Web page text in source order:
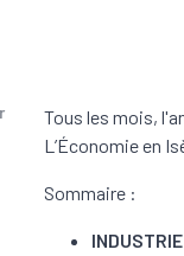
Tous les mois,
L’Économie en
Sommaire :
INDUSTRIE